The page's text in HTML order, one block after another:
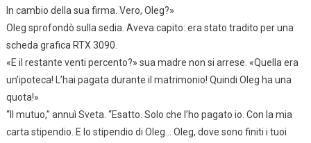
In cambio della sua firma. Vero, Oleg?»
Oleg sprofondò sulla sedia. Aveva capito: era stato tradito per una
scheda grafica RTX 3090.
«E il restante venti percento?» sua madre non si arrese. «Quella era
un’ipoteca! L’hai pagata durante il matrimonio! Quindi Oleg ha una
quota!»
“Il mutuo,” annuì Sveta. “Esatto. Solo che l’ho pagato io. Con la mia
carta stipendio. E lo stipendio di Oleg… Oleg, dove sono finiti i tuoi